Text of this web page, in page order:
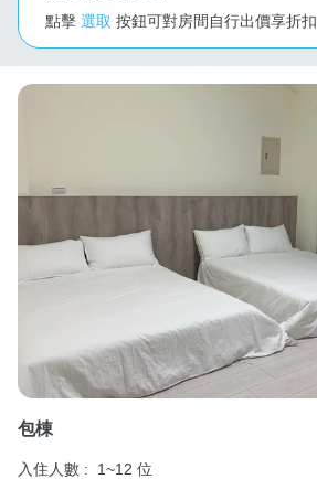
點擊 選取 按鈕可對房間自行出價享折扣
包棟
入住人數 : 1~12 位